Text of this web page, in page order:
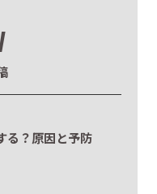
る？原因と予防